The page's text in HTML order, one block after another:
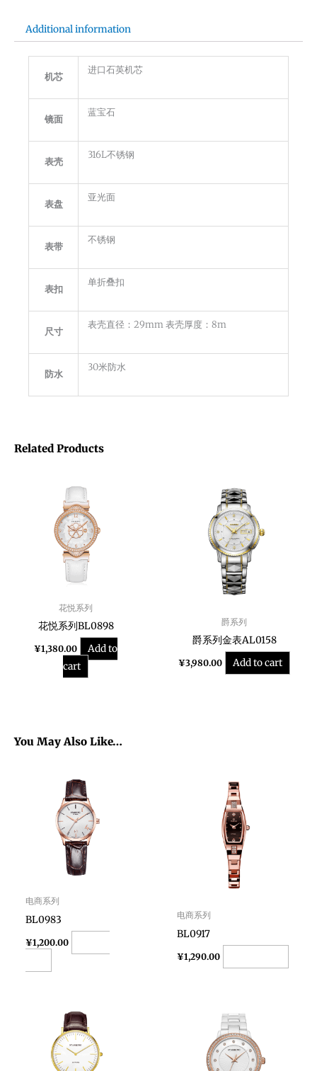
Additional information
机芯
进口石英机芯
镜面
蓝宝石
表壳
316L不锈钢
表盘
亚光面
表带
不锈钢
表扣
单折叠扣
尺寸
表壳直径：29mm 表壳厚度：8m
防水
30米防水
Related Products
花悦系列
花悦系列BL0898
¥1,380.00
Add to
cart
爵系列
爵系列金表AL0158
¥3,980.00 Add to cart
You May Also Like…
电商系列
BL0983
¥1,200.00
电商系列
BL0917
¥1,290.00